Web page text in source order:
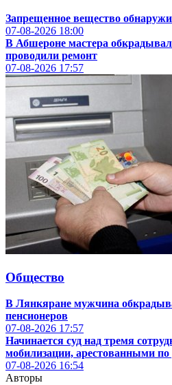
Запрещенное вещество
07-08-2026 18:00
В Абшероне мастера
проводили ремонт
07-08-2026 17:57
Общество
В Лянкяране мужчина
пенсионеров
07-08-2026 17:57
Начинается суд над тремя
мобилизации, арестованными по
07-08-2026 16:54
Авторы